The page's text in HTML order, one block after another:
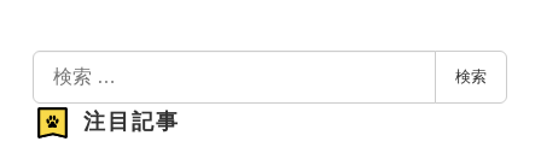
検
索
検索
注目記事